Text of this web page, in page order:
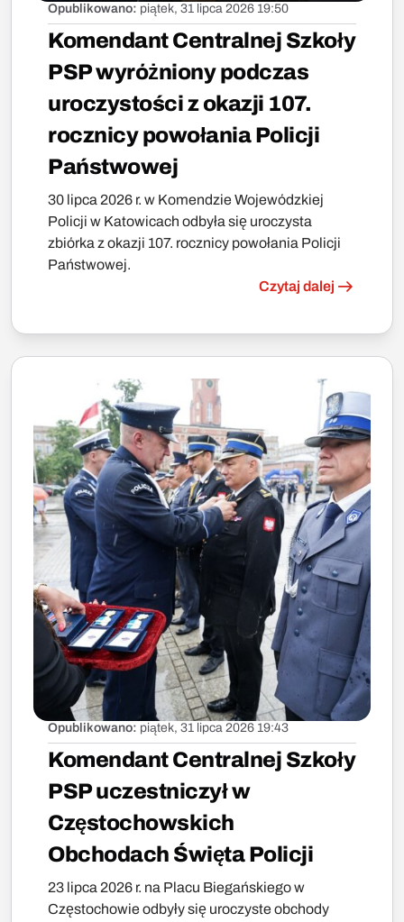
Opublikowano: piątek, 31 lipca 2026 19:50
Komendant Centralnej Szkoły
PSP wyróżniony podczas
uroczystości z okazji 107.
rocznicy powołania Policji
Państwowej
30 lipca 2026 r. w Komendzie Wojewódzkiej
Policji w Katowicach odbyła się uroczysta
zbiórka z okazji 107. rocznicy powołania Policji
Państwowej.
Czytaj dalej
Opublikowano: piątek, 31 lipca 2026 19:43
Komendant Centralnej Szkoły
PSP uczestniczył w
Częstochowskich
Obchodach Święta Policji
23 lipca 2026 r. na Placu Biegańskiego w
Częstochowie odbyły się uroczyste obchody